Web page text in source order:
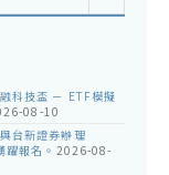
科技盃 － ETF模擬
08-10
台新證券辦理
報名。 2026-08-